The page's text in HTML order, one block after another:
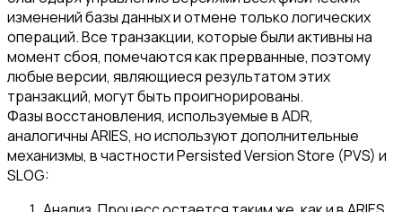
изменений базы данных и отмене только логических
операций. Все транзакции, которые были активны на
момент сбоя, помечаются как прерванные, поэтому
любые версии, являющиеся результатом этих
транзакций, могут быть проигнорированы.
Фазы восстановления, используемые в ADR,
аналогичны ARIES, но используют дополнительные
механизмы, в частности Persisted Version Store (PVS) и
SLOG: